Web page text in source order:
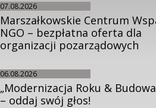
07.08.2026
Marszałkowskie Centrum
NGO – bezpłatna oferta dla
organizacji pozarządowych
06.08.2026
„Modernizacja Roku & Budowa
– oddaj swój głos!